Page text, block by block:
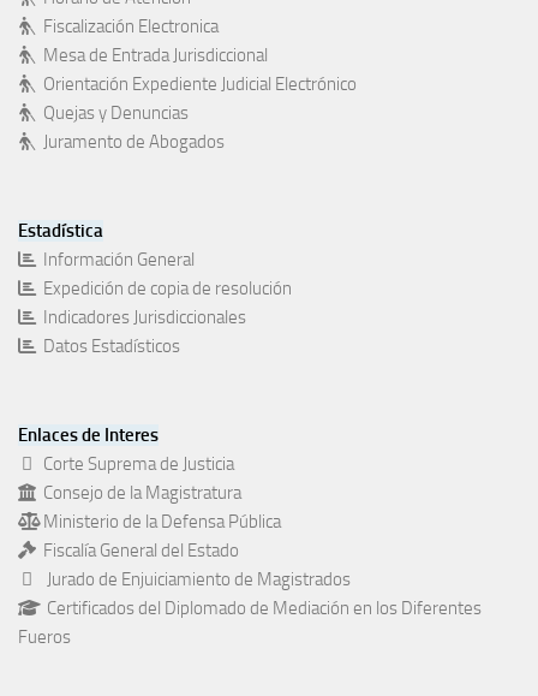
Fiscalización Electronica
Mesa de Entrada Jurisdiccional
Orientación Expediente Judicial Electrónico
Quejas y Denuncias
Juramento de Abogados
Estadística
Información General
Expedición de copia de resolución
Indicadores Jurisdiccionales
Datos Estadísticos
Enlaces de Interes
Corte Suprema de Justicia
Consejo de la Magistratura
Ministerio de la Defensa Pública
Fiscalía General del Estado
Jurado de Enjuiciamiento de Magistrados
Certificados del Diplomado de Mediación en los Diferentes
Fueros